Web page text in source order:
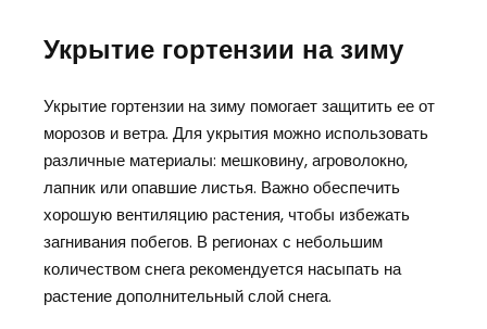
Укрытие гортензии на зиму
Укрытие гортензии на зиму помогает защитить ее от
морозов и ветра. Для укрытия можно использовать
различные материалы: мешковину, агроволокно,
лапник или опавшие листья. Важно обеспечить
хорошую вентиляцию растения, чтобы избежать
загнивания побегов. В регионах с небольшим
количеством снега рекомендуется насыпать на
растение дополнительный слой снега.